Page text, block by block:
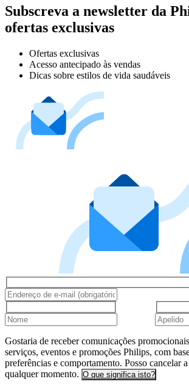
Subscreva a newsletter da
ofertas exclusivas
Ofertas exclusivas
Acesso antecipado às vendas
Dicas sobre estilos de vida saudáveis
Gostaria de receber comunicações
serviços, eventos e promoções Philips, com
preferências e comportamento. Posso cancelar
qualquer momento. O que significa isto?